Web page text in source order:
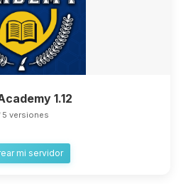
1.12
5 versiones
mi servidor